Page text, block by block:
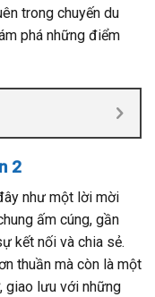
trong chuyến du
phá những điểm
2
như một lời mời
ấm cúng, gần
kết nối và chia sẻ.
thuần mà còn là một
giao lưu với những